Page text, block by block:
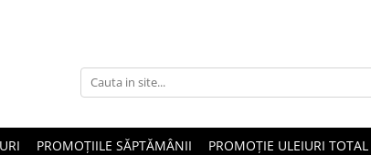
PROMOȚIILE SĂPTĂMÂNII PROMOȚIE ULEIURI TOTAL